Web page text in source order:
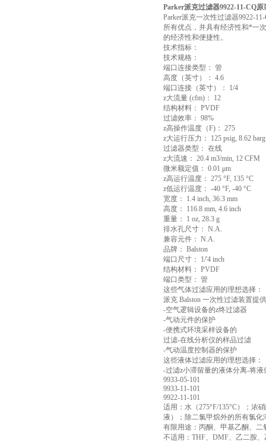
Parker派克过滤器9922-11-CQ原
Parker派克一次性过滤器9922-
所有优点，并具有经济性和*一
的经济性和便捷性。
技术指标：
技术规格：
端口连接类型： 管
高度（英寸）： 4.6
端口连接（英寸）： 1/4
z大流量 (cfm)： 12
结构材料： PVDF
过滤效率： 98%
z高操作温度（F)： 275
z大运行压力： 125 psig, 8.62 barg
过滤器类型： 在线
z大流速： 20.4 m3/min, 12 CFM
微米额定值： 0.01 μm
z高运行温度： 275 °F, 135 °C
z低运行温度： -40 °F, -40 °C
宽度： 1.4 inch, 36.3 mm
高度： 116.8 mm, 4.6 inch
重量： 1 oz, 28.3 g
排水孔尺寸： N.A.
兼容元件： N.A.
品牌： Balston
端口尺寸： 1/'4 inch
结构材料： PVDF
端口类型： 管
这些气体过滤应用的理想选择：
派克 Balston 一次性过滤装置提
-空气逻辑设备的z终过滤器
-气动元件的保护
-便携式环境采样设备的
过滤-在线分析仪的样品过滤
-气动温度控制器的保护
这些液体过滤应用的理想选择：
-过滤z小滞留量的液体分离-将
9933-05-101
9933-11-101
9922-11-101
适用：水（275°F/135°C）；
液）；除二氯甲烷外的所有氯
有限用途：丙酮、甲基乙酮、
不适用：THF、DMF、乙二胺